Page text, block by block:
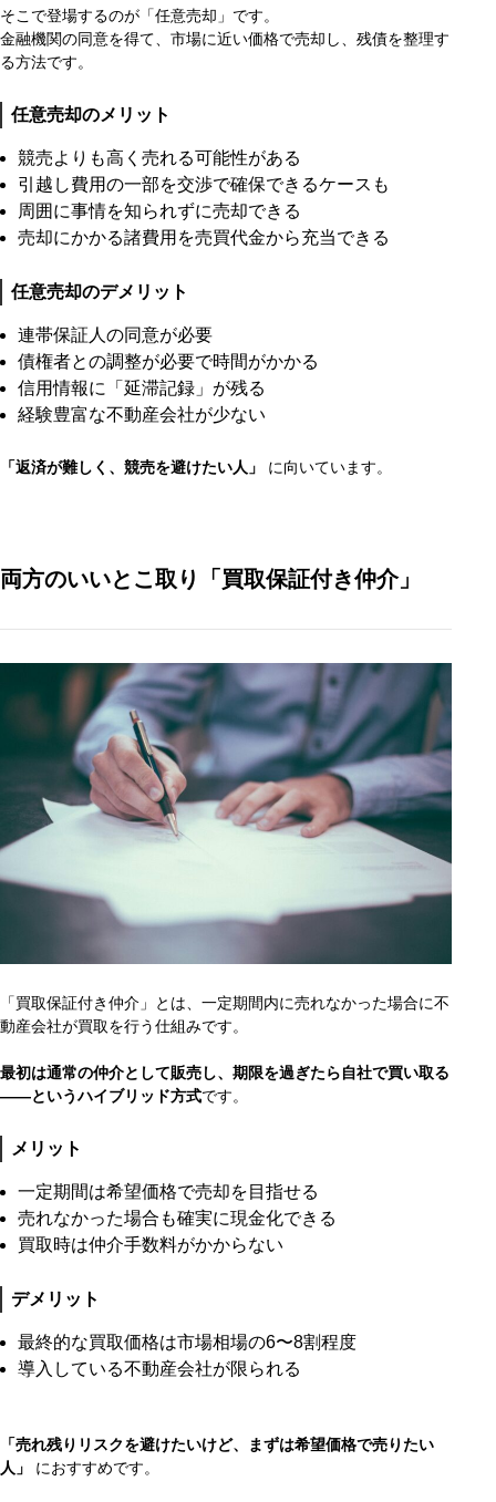
そこで登場するのが「任意売却」です。
金融機関の同意を得て、市場に近い価格で売却し、残債を整理す
る方法です。
任意売却のメリット
競売よりも高く売れる可能性がある
引越し費用の一部を交渉で確保できるケースも
周囲に事情を知られずに売却できる
売却にかかる諸費用を売買代金から充当できる
任意売却のデメリット
連帯保証人の同意が必要
債権者との調整が必要で時間がかかる
信用情報に「延滞記録」が残る
経験豊富な不動産会社が少ない
「返済が難しく、競売を避けたい人」 に向いています。
両方のいいとこ取り「買取保証付き仲介」
「買取保証付き仲介」とは、一定期間内に売れなかった場合に不
動産会社が買取を行う仕組みです。
最初は通常の仲介として販売し、期限を過ぎたら自社で買い取る
――というハイブリッド方式です。
メリット
一定期間は希望価格で売却を目指せる
売れなかった場合も確実に現金化できる
買取時は仲介手数料がかからない
デメリット
最終的な買取価格は市場相場の6〜8割程度
導入している不動産会社が限られる
「売れ残りリスクを避けたいけど、まずは希望価格で売りたい
人」
におすすめです。